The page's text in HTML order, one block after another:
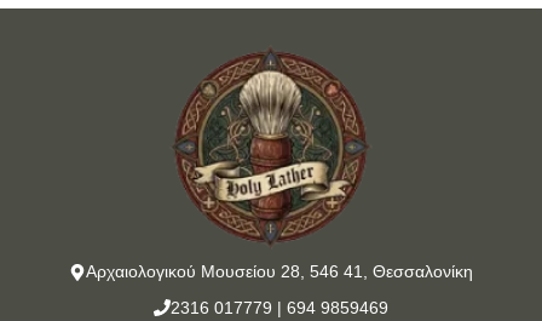
Αρχαιολογικού Μουσείου 28, 546 41, Θεσσαλονίκη
2316 017779 | 694 9859469